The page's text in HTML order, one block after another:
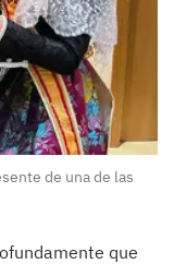
de una de las
que